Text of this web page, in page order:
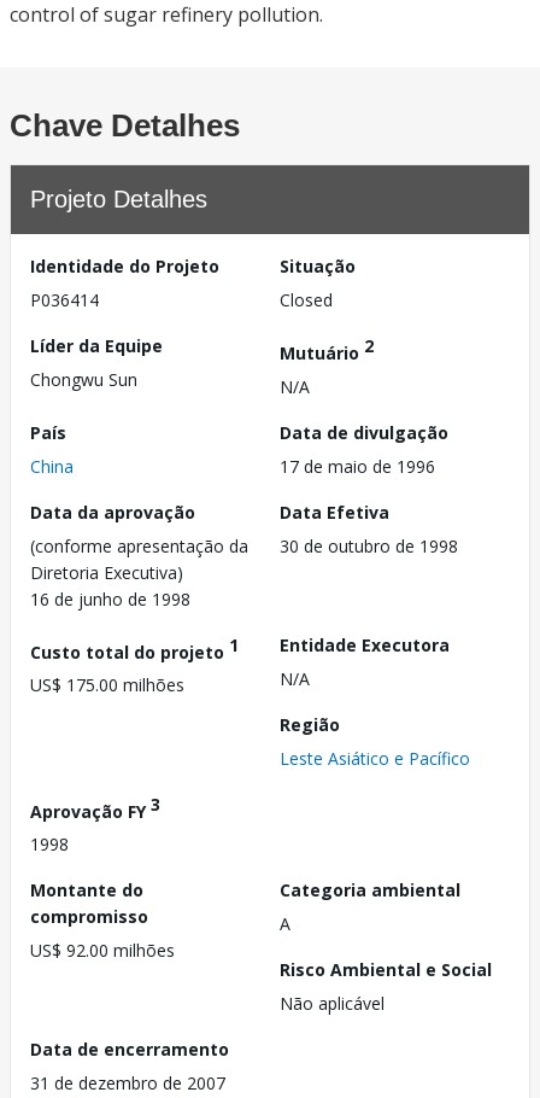
control of sugar refinery pollution.
Chave Detalhes
Projeto Detalhes
Identidade do Projeto
P036414
Situação
Closed
Líder da Equipe
Chongwu Sun
Mutuário 2
N/A
País
China
Data de divulgação
17 de maio de 1996
Data da aprovação
(conforme apresentação da
Diretoria Executiva)
16 de junho de 1998
Data Efetiva
30 de outubro de 1998
Custo total do projeto 1
US$ 175.00 milhões
Entidade Executora
N/A
Região
Leste Asiático e Pacífico
Aprovação FY3
1998
Montante do
compromisso
US$ 92.00 milhões
Categoria ambiental
A
Risco Ambiental e Social
Não aplicável
Data de encerramento
31 de dezembro de 2007